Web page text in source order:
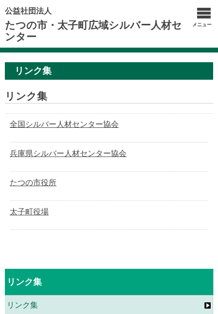
公益社団法人
たつの市・太子町広域シルバー人材セ
ンター
メニュー
リンク集
リンク集
全国シルバー人材センター協会
兵庫県シルバー人材センター協会
たつの市役所
太子町役場
リンク集
リンク集